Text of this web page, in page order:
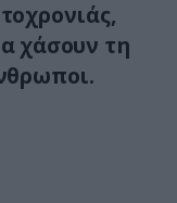
χάσουν τη